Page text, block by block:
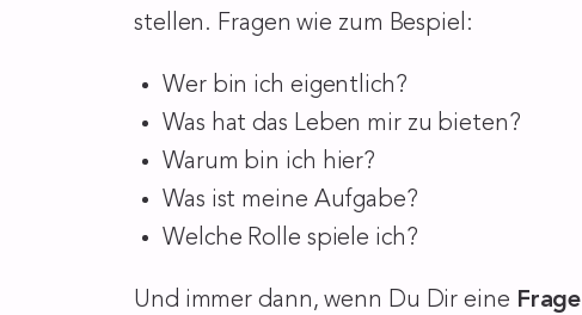
stellen. Fragen wie zum Bespiel:
Wer bin ich eigentlich?
Was hat das Leben mir zu bieten?
Warum bin ich hier?
Was ist meine Aufgabe?
Welche Rolle spiele ich?
Und immer dann, wenn Du Dir eine Frage